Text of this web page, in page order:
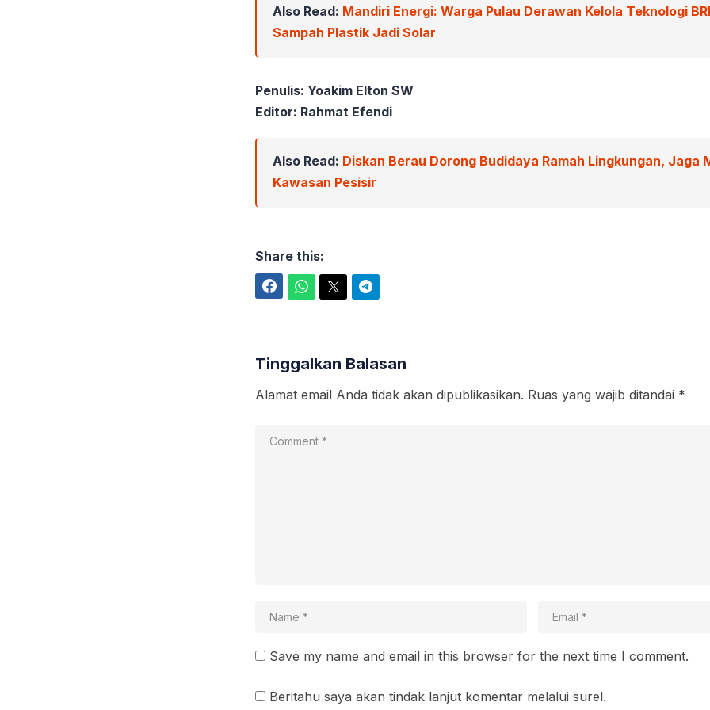
Also Read: Mandiri Energi: Warga Pulau Derawan Kelola Teknologi
Sampah Plastik Jadi Solar
Penulis: Yoakim Elton SW
Editor: Rahmat Efendi
Also Read: Diskan Berau Dorong Budidaya Ramah Lingkungan, Jaga
Kawasan Pesisir
Share this:
Tinggalkan Balasan
Alamat email Anda tidak akan dipublikasikan. Ruas yang wajib ditandai *
Save my name and email in this browser for the next time I comment.
Beritahu saya akan tindak lanjut komentar melalui surel.